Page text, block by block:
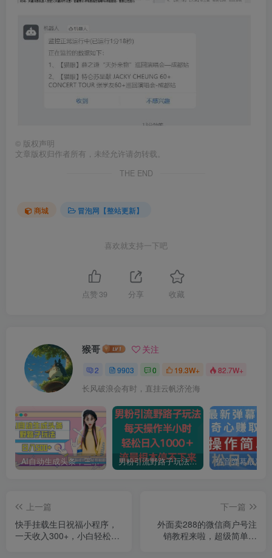
© 版权声明
文章版权归作者所有，未经允许请勿转载。
THE END
商城 冒泡网【整站更新】
喜欢就支持一下吧
点赞 39 分享 收藏
猴哥 关注
2 9903 0 19.3W+ 82.7W+
长风破浪会有时，直挂云帆济沧海
AI自动生成头条，三天必起号，三分钟轻松发布内容，复制粘贴，保姆级教… 男粉引流野路子玩法，每天操作半小时轻松日入1000＋，流量根本停不下来
上一篇
快手挂载生日祝福小程序，
一天收入300+，小白轻松上
下一篇
外面卖288的微信商户号注
销教程来啦，超级简单方